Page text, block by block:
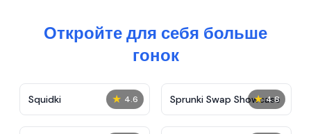
Откройте для себя больше
гонок
★ 4.6
Squidki ★ 4.8
Sprunki Swap Showcase